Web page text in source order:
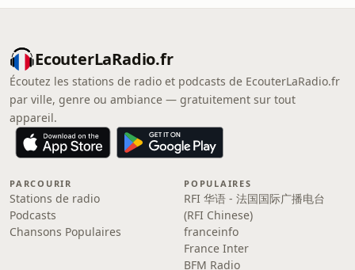
EcouterLaRadio.fr
Écoutez les stations de radio et podcasts de EcouterLaRadio.fr
par ville, genre ou ambiance — gratuitement sur tout
appareil.
PARCOURIR
Stations de radio
Podcasts
Chansons Populaires
POPULAIRES
RFI 华语 - 法国国际广播电台
(RFI Chinese)
franceinfo
France Inter
BFM Radio